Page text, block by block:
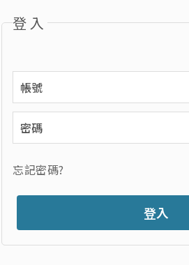
登入
忘記密碼?